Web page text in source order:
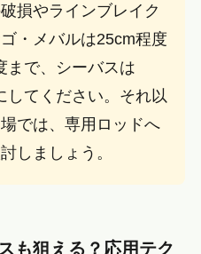
損やラインブレイク
・メバルは25cm程度
まで、シーバスは
してください。それ以
では、専用ロッドへ
しましょう。
も狙える？応用テク